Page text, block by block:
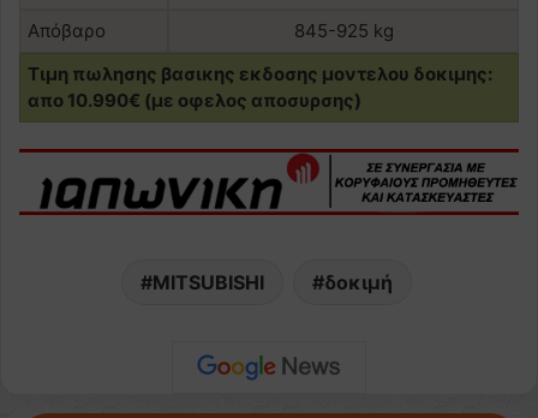
Απόβαρο
845-925 kg
Τιμη πωλησης βασικης εκδοσης μοντελου δοκιμης:
απο 10.990€ (με οφελος αποσυρσης)
MITSUBISHI δοκιμή